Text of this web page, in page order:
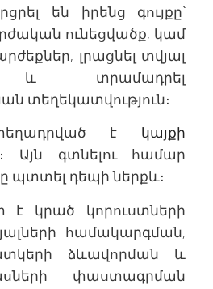
են իրենց գույքը՝
ունեցվածք, կամ
լրացնել տվյալ
և տրամադրել
տեղեկատվություն։
է կայքի
։ Այն գտնելու համար
պտտել դեպի ներքև։
կրած կորուստների
համակարգման,
ձևավորման և
փաստագրման